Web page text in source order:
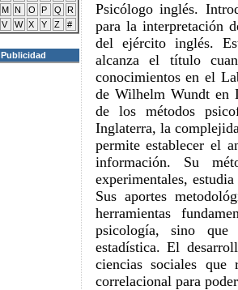
M N O P Q
R
V W X Y Z #
Publicidad
Psicólogo inglés.
para la interpretación
del ejército inglés.
alcanza el título
conocimientos en el
de Wilhelm Wundt en
de los métodos
Inglaterra, la
permite establecer el
información. Su
experimentales,
Sus aportes
herramientas
psicología, sino que
estadística. El
ciencias sociales que
correlacional para